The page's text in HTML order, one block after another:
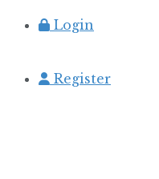
Login
Register